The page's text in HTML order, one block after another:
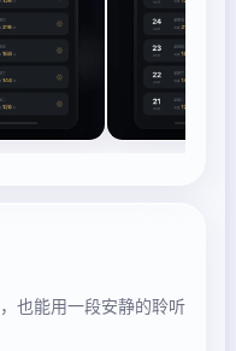
也能用一段安静的聆听